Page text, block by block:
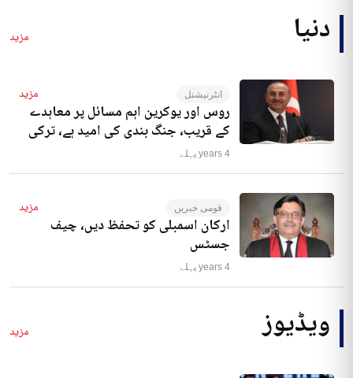
دنیا مزید
انٹرنیشنل مزید
روس اور یوکرین اہم مسائل پر معاہدے
کے قریب، جنگ بندی کی امید ہے، ترکی
4 years پہلے
قومی خبریں مزید
ارکان اسمبلی کو تحفظ دیں، چیف
جسٹس
4 years پہلے
ویڈیوز مزید